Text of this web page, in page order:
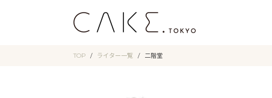
TOP ライター一覧 二階堂